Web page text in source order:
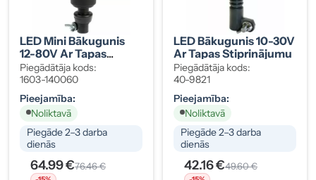
LED Mini Bākugunis
12-80V Ar Tapas
Stiprinājumu
Piegādātāja kods:
1603-140060
Pieejamība:
Noliktavā
Piegāde 2–3 darba
dienās
64.99 €76.46 €
LED Bākugunis 10-30V
Ar Tapas Stiprinājumu
Piegādātāja kods:
40-9821
Pieejamība:
Noliktavā
Piegāde 2–3 darba
dienās
42.16 €49.60 €